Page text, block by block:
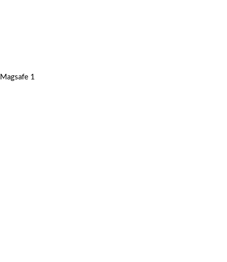
Magsafe 1